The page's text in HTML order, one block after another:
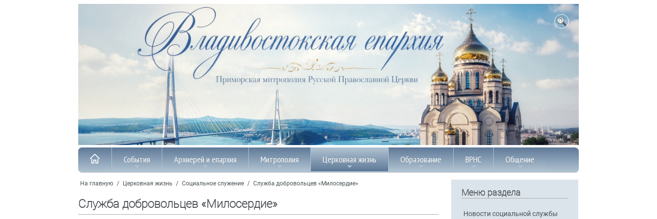
События Архиерей и епархия Митрополия Церковная жизнь Образование ВРНС Общение
На главную / Церковная жизнь / Социальное служение / Служба добровольцев «Милосердие»
Служба добровольцев «Милосердие»
Меню раздела
Новости социальной службы